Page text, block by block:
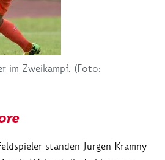
im Zweikampf. (Foto:
standen Jürgen Kramny